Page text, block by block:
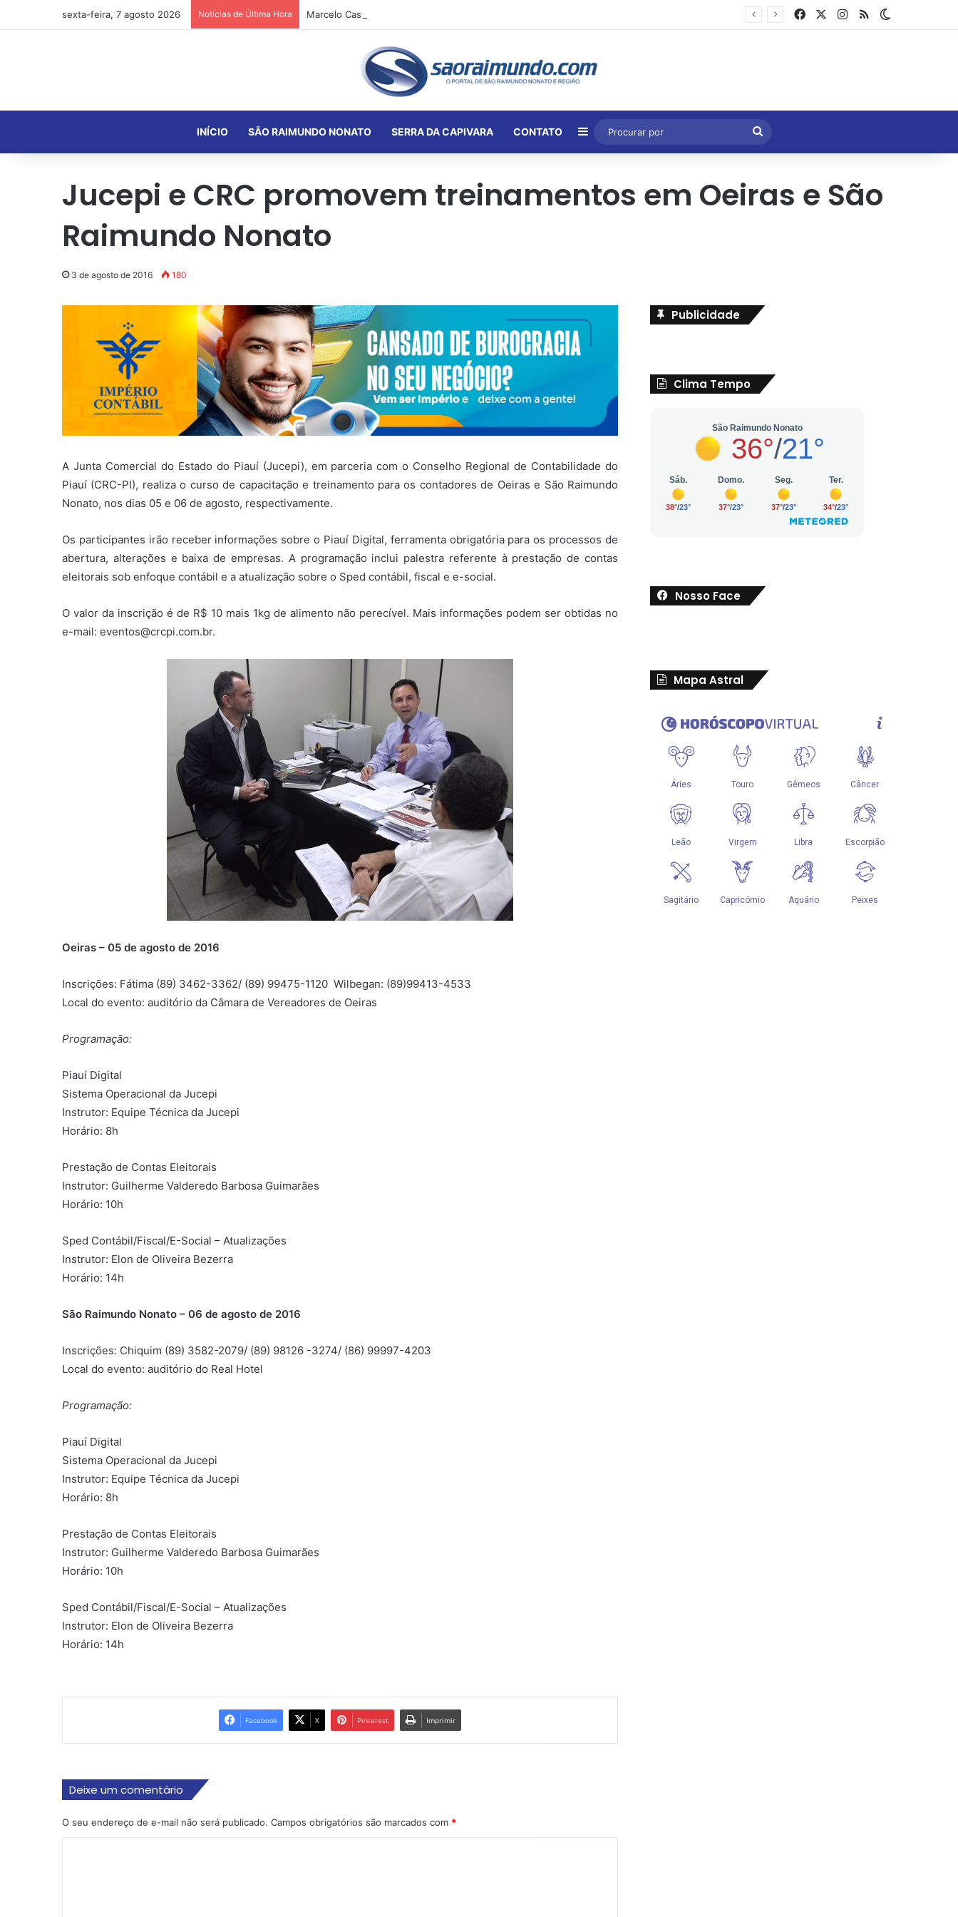
sexta-feira, 7 agosto 2026 Notícias de Última Hora FacebookInstagram
RSS
INÍCIO SÃO RAIMUNDO NONATO SERRA DA CAPIVARA CONTATO Barra Lateral
Procurar
por
Jucepi e CRC promovem treinamentos em Oeiras e São
Raimundo Nonato
3 de agosto de 2016 180
A Junta Comercial do Estado do Piauí (Jucepi), em parceria com o Conselho Regional de Contabilidade do
Piauí (CRC-PI), realiza o curso de capacitação e treinamento para os contadores de Oeiras e São Raimundo
Nonato, nos dias 05 e 06 de agosto, respectivamente.
Os participantes irão receber informações sobre o Piauí Digital, ferramenta obrigatória para os processos de
abertura, alterações e baixa de empresas. A programação inclui palestra referente à prestação de contas
eleitorais sob enfoque contábil e a atualização sobre o Sped contábil, fiscal e e-social.
O valor da inscrição é de R$ 10 mais 1kg de alimento não perecível. Mais informações podem ser obtidas no
e-mail: eventos@crcpi.com.br.
Oeiras – 05 de agosto de 2016
Inscrições: Fátima (89) 3462-3362/ (89) 99475-1120 Wilbegan: (89)99413-4533
Local do evento: auditório da Câmara de Vereadores de Oeiras
Programação:
Piauí Digital
Sistema Operacional da Jucepi
Instrutor: Equipe Técnica da Jucepi
Horário: 8h
Prestação de Contas Eleitorais
Instrutor: Guilherme Valderedo Barbosa Guimarães
Horário: 10h
Sped Contábil/Fiscal/E-Social – Atualizações
Instrutor: Elon de Oliveira Bezerra
Horário: 14h
São Raimundo Nonato – 06 de agosto de 2016
Inscrições: Chiquim (89) 3582-2079/ (89) 98126 -3274/ (86) 99997-4203
Local do evento: auditório do Real Hotel
Programação:
Piauí Digital
Sistema Operacional da Jucepi
Instrutor: Equipe Técnica da Jucepi
Horário: 8h
Prestação de Contas Eleitorais
Instrutor: Guilherme Valderedo Barbosa Guimarães
Horário: 10h
Sped Contábil/Fiscal/E-Social – Atualizações
Instrutor: Elon de Oliveira Bezerra
Horário: 14h
Facebook X Pinterest Imprimir
Deixe um comentário
O seu endereço de e-mail não será publicado. Campos obrigatórios são marcados com *
Publicidade
Clima Tempo
Nosso Face
Mapa Astral